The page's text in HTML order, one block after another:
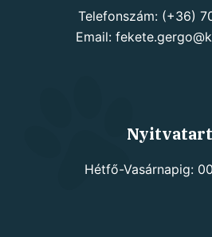
Telefonszám: (+36)
Email:
Hétfő-Vasárnapig: